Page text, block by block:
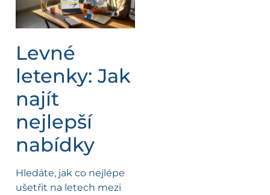
Levné
letenky: Jak
najít
nejlepší
nabídky
Hledáte, jak co nejlépe
ušetřit na letech mezi